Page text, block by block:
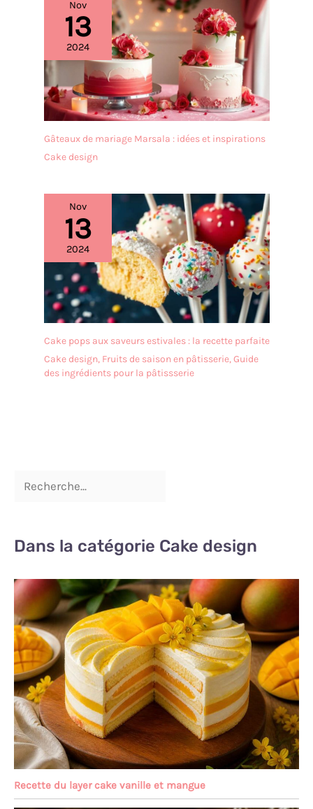
métallique, vous pouvez
donc les utiliser sans
crainte ; faciles à stocker
et à nettoyer, elles passent
au lave-vaisselle.
Nov
13
2024
Gâteaux de mariage Marsala : idées et inspirations
Cake design
Nov
13
2024
Cake pops aux saveurs estivales : la recette parfaite
Cake design, Fruits de saison en pâtisserie,Guide
des ingrédients pour la pâtissserie
Dans la catégorie Cake design
Recette du layer cake vanille et mangue